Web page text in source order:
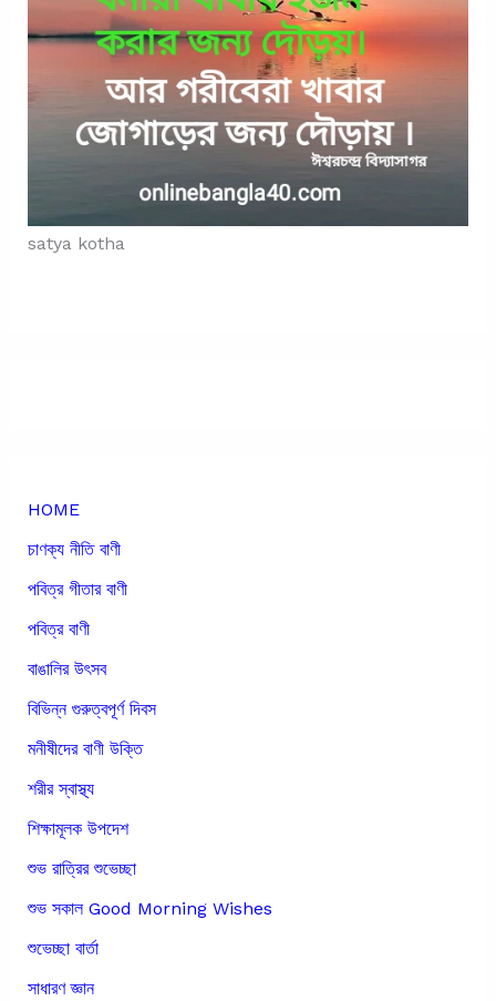
satya kotha
HOME
চাণক্য নীতি বাণী
পবিত্র গীতার বাণী
পবিত্র বাণী
বাঙালির উৎসব
বিভিন্ন গুরুত্বপূর্ণ দিবস
মনীষীদের বাণী উক্তি
শরীর স্বাস্থ্য
শিক্ষামূলক উপদেশ
শুভ রাত্রির শুভেচ্ছা
শুভ সকাল Good Morning Wishes
শুভেচ্ছা বার্তা
সাধারণ জ্ঞান